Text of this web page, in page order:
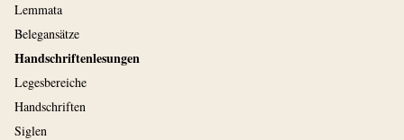
Lemmata
Belegansätze
Handschriftenlesungen
Legesbereiche
Handschriften
Siglen